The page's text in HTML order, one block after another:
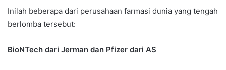
Inilah beberapa dari perusahaan farmasi dunia yang tengah
berlomba tersebut:
BioNTech dari Jerman dan Pfizer dari AS